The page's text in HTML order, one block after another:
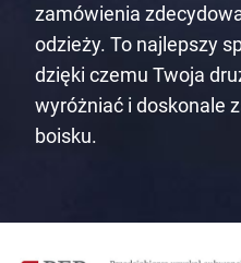
zamówienia
odzieży. To najlepszy
dzięki czemu Twoja
wyróżniać i doskonale
boisku.